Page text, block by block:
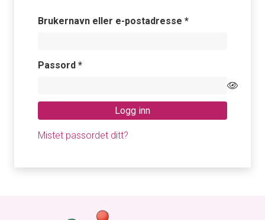
Brukernavn eller e-postadresse *Påkrevd
Passord *Påkrevd
Logg inn
Mistet passordet ditt?